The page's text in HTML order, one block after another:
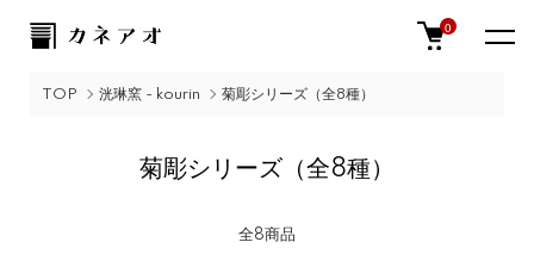
0
TOP 洸琳窯 - kourin 菊彫シリーズ（全8種）
菊彫シリーズ（全8種）
全8商品